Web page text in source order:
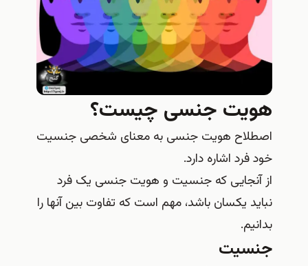
هویت جنسی چیست؟
اصطلاح هویت جنسی به معنای شخصی جنسیت
خود فرد اشاره دارد.
از آنجایی که جنسیت و هویت جنسی یک فرد
نباید یکسان باشد، مهم است که تفاوت بین آنها را
بدانیم.
جنسیت